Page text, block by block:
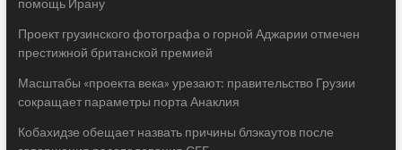
помощь Ирану
Проект грузинского фотографа о горной Аджарии отмечен
престижной британской премией
Масштабы «проекта века» урезают: правительство Грузии
сокращает параметры порта Анаклия
Кобахидзе обещает назвать причины блэкаутов после